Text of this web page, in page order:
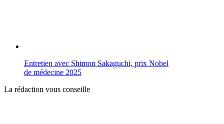
Entretien avec Shimon Sakaguchi, prix Nobel
de médecine 2025
La rédaction vous conseille